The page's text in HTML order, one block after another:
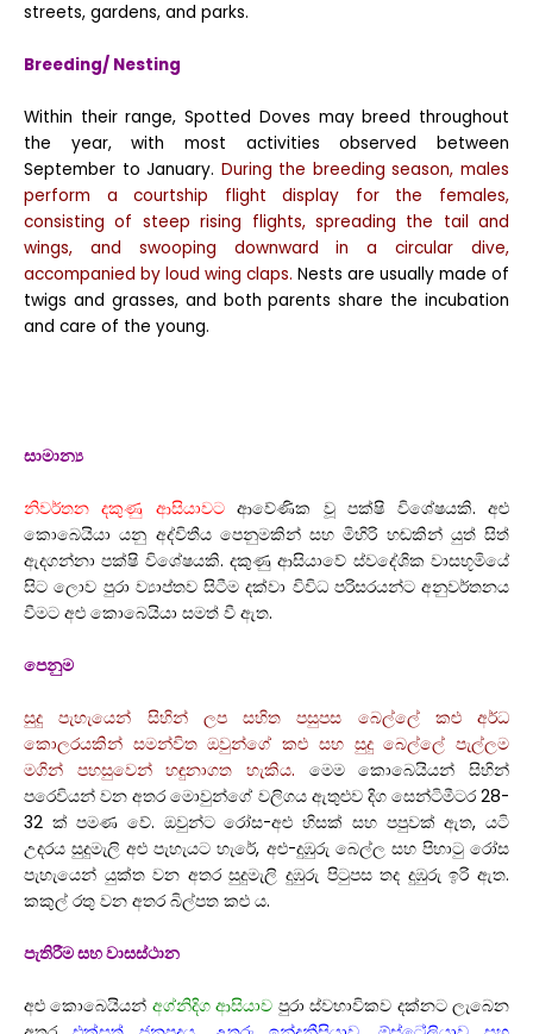
streets, gardens, and parks.
Breeding/ Nesting
Within their range, Spotted Doves may breed throughout
the year, with most activities observed between
September to January. During the breeding season, males
perform a courtship flight display for the females,
consisting of steep rising flights, spreading the tail and
wings, and swooping downward in a circular dive,
accompanied by loud wing claps. Nests are usually made of
twigs and grasses, and both parents share the incubation
and care of the young.
සාමාන්‍ය
නිවර්තන දකුණු ආසියාවටආවේණික වූ පක්ෂි විශේෂයකි. අළු
කොබෙයියා යනු අද්විතීය පෙනුමකින් සහ මිහිරි හඬකින් යුත් සිත්
ඇදගන්නා පක්ෂි විශේෂයකි. දකුණු ආසියාවේ ස්වදේශික වාසභූමියේ
සිට ලොව පුරා ව්‍යාප්තව සිටීම දක්වා විවිධ පරිසරයන්ට අනුවර්තනය
වීමට අළු කොබෙයියා සමත් වී ඇත.
පෙනුම
සුදු පැහැයෙන් සිහින් ලප සහිත පසුපස බෙල්ලේ කළු අර්ධ
කොලරයකින් සමන්විත ඔවුන්ගේ කළු සහ සුදු බෙල්ලේ පැල්ලම
මගින් පහසුවෙන් හඳුනාගත හැකිය. මෙම කොබෙයියන් සිහින්
පරෙවියන් වන අතර මොවුන්ගේ වලිගය ඇතුළුව දිග සෙන්ටිමීටර 28-
32 ක් පමණ වේ. ඔවුන්ට රෝස-අළු හිසක් සහ පපුවක් ඇත, යටි
උදරය සුදුමැලි අළු පැහැයට හැරේ, අළු-දුඹුරු බෙල්ල සහ පිහාටු රෝස
පැහැයෙන් යුක්ත වන අතර සුදුමැලි දුඹුරු පිටුපස තද දුඹුරු ඉරි ඇත.
කකුල් රතු වන අතර බිල්පත කළු ය.
පැතිරීම සහ වාසස්ථාන
අළු කොබෙයියන් අග්නිදිග ආසියාව පුරා ස්වභාවිකව දක්නට ලැබෙන